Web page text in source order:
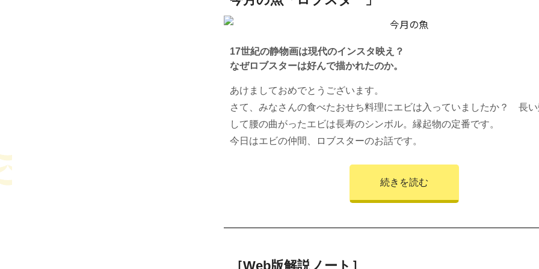
17世紀の静物画は現代のインスタ映え？
なぜロブスターは好んで描かれたのか。
あけましておめでとうございます。
さて、みなさんの食べたおせち料理にエビは入っていましたか？ 長
して腰の曲がったエビは長寿のシンボル。縁起物の定番です。
今日はエビの仲間、ロブスターのお話です。
続きを読む
［Web版解説ノート］